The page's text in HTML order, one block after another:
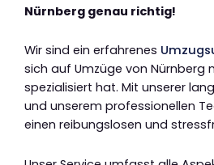
Nürnberg genau richtig!
Wir sind ein erfahrenes
sich auf Umzüge von Nürnberg
spezialisiert hat. Mit unserer
und unserem professionellen
einen reibungslosen und